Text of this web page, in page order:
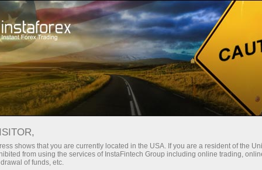
พักชั่วครู่
INSTAFOREX สำหรับเทรดเดอร์
shows that you are currently located in the USA. If you are a resident of the
from using the services of InstaFintech Group including online trading,
of funds, etc.